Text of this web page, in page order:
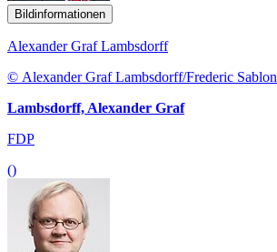
Bildinformationen
Alexander Graf Lambsdorff
© Alexander Graf Lambsdorff/Frederic Sablon
Lambsdorff, Alexander Graf
FDP
()